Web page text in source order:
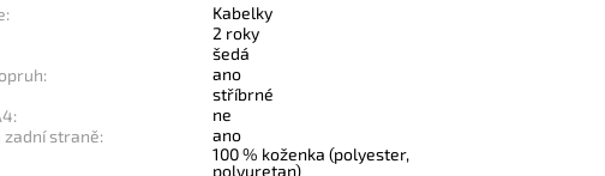
Kabelky
2 roky
šedá
ano
stříbrné
ne
zadní straně:
ano
100 % koženka (polyester,
polyuretan)